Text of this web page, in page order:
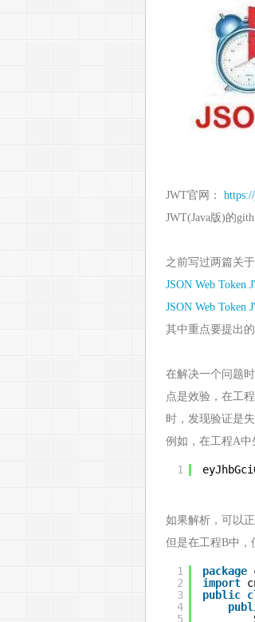
JWT官网：
JWT(Java版)的
之前写过两篇关
JSON Web Token
JSON Web Token
其中重点要提出
在解决一个问题
点是效验，在工
时，发现验证是失
例如，在工程A中
1
如果解析，可以
但是在工程B中，
1
2
3
4
5
package
import
public